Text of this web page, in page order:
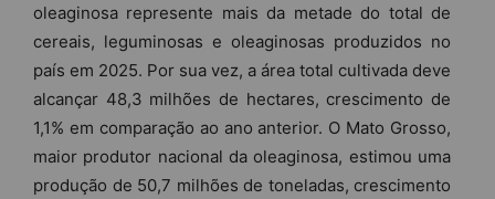
oleaginosa represente mais da metade do total de
cereais, leguminosas e oleaginosas produzidos no
país em 2025. Por sua vez, a área total cultivada deve
alcançar 48,3 milhões de hectares, crescimento de
1,1% em comparação ao ano anterior. O Mato Grosso,
maior produtor nacional da oleaginosa, estimou uma
produção de 50,7 milhões de toneladas, crescimento